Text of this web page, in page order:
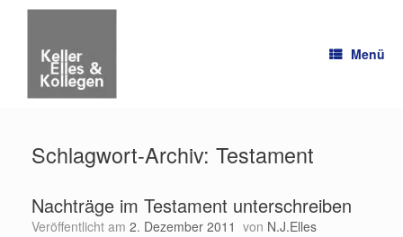
Menü
Schlagwort-Archiv: Testament
Nachträge im Testament unterschreiben
Veröffentlicht am 2. Dezember 2011 von N.J.Elles